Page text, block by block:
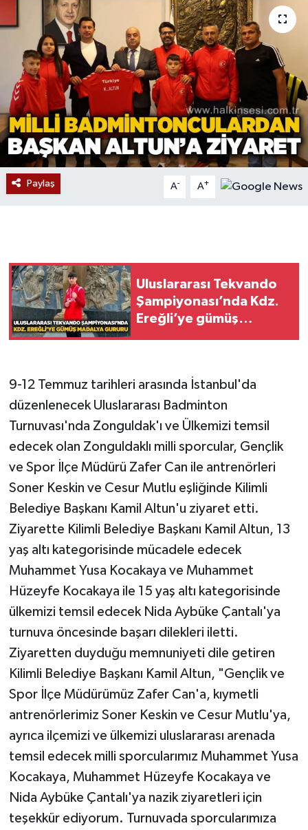
Paylaş A- A+
Uluslararası Tekvando
Şampiyonası’nda Kdz.
Ereğli’ye gümüş
9-12 Temmuz tarihleri arasında İstanbul'da
düzenlenecek Uluslararası Badminton
Turnuvası'nda Zonguldak'ı ve Ülkemizi temsil
edecek olan Zonguldaklı milli sporcular, Gençlik
ve Spor İlçe Müdürü Zafer Can ile antrenörleri
Soner Keskin ve Cesur Mutlu eşliğinde Kilimli
Belediye Başkanı Kamil Altun'u ziyaret etti.
Ziyarette Kilimli Belediye Başkanı Kamil Altun, 13
yaş altı kategorisinde mücadele edecek
Muhammet Yusa Kocakaya ve Muhammet
Hüzeyfe Kocakaya ile 15 yaş altı kategorisinde
ülkemizi temsil edecek Nida Aybüke Çantalı'ya
turnuva öncesinde başarı dilekleri iletti.
Ziyaretten duyduğu memnuniyeti dile getiren
Kilimli Belediye Başkanı Kamil Altun, "Gençlik ve
Spor İlçe Müdürümüz Zafer Can'a, kıymetli
antrenörlerimiz Soner Keskin ve Cesur Mutlu'ya,
ayrıca ilçemizi ve ülkemizi uluslararası arenada
temsil edecek milli sporcularımız Muhammet Yusa
Kocakaya, Muhammet Hüzeyfe Kocakaya ve
Nida Aybüke Çantalı'ya nazik ziyaretleri için
teşekkür ediyorum. Turnuvada sporcularımıza
BİLİM VE TEKNOLOJİ
DUNYA
Düzce
Eğitim
Ekonomi
GÜNDEM
İş ilanı
Kültür - Sanat
MAGAZİN
Resmi İlan
Röportaj
SİYASET
Spor
Ulusal
Yaşam